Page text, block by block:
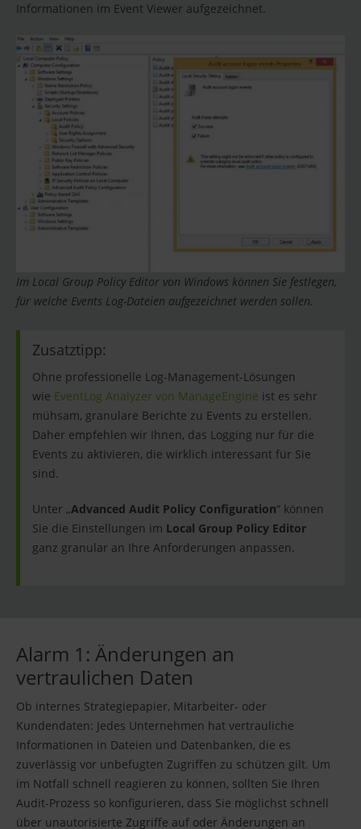
Informationen im Event Viewer aufgezeichnet.
Im Local Group Policy Editor von Windows können Sie festlegen,
für welche Events Log-Dateien aufgezeichnet werden sollen.
Zusatztipp:
Ohne professionelle Log-Management-Lösungen
wie EventLog Analyzer von ManageEngine ist es sehr
mühsam, granulare Berichte zu Events zu erstellen.
Daher empfehlen wir Ihnen, das Logging nur für die
Events zu aktivieren, die wirklich interessant für Sie
sind.
Unter „Advanced Audit Policy Configuration“ können
Sie die Einstellungen im Local Group Policy Editor
ganz granular an Ihre Anforderungen anpassen.
Alarm 1: Änderungen an
vertraulichen Daten
Ob internes Strategiepapier, Mitarbeiter- oder
Kundendaten: Jedes Unternehmen hat vertrauliche
Informationen in Dateien und Datenbanken, die es
zuverlässig vor unbefugten Zugriffen zu schützen gilt. Um
im Notfall schnell reagieren zu können, sollten Sie Ihren
Audit-Prozess so konfigurieren, dass Sie möglichst schnell
über unautorisierte Zugriffe auf oder Änderungen an